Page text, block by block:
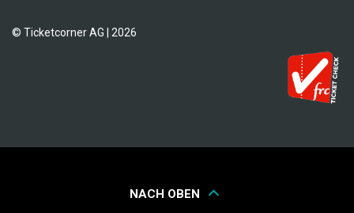
© Ticketcorner AG | 2026
NACH OBEN